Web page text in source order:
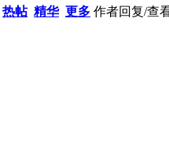
热帖 精华 更多 作者回复/查